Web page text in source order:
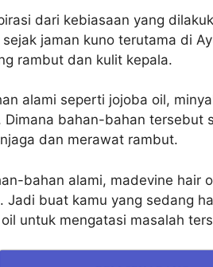
dari kebiasaan yang
jaman kuno terutama di
rambut dan kulit kepala.
alami seperti jojoba oil,
Dimana bahan-bahan tersebut
dan merawat rambut.
bahan alami, madevine hair
Jadi buat kamu yang sedang
untuk mengatasi masalah